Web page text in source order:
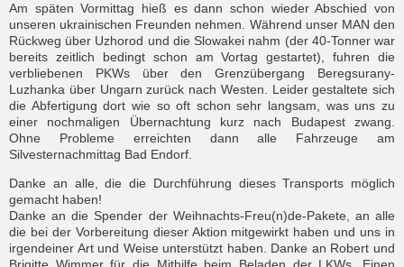
Am späten Vormittag hieß es dann schon wieder Abschied von
unseren ukrainischen Freunden nehmen. Während unser MAN den
Rückweg über Uzhorod und die Slowakei nahm (der 40-Tonner war
bereits zeitlich bedingt schon am Vortag gestartet), fuhren die
verbliebenen PKWs über den Grenzübergang Beregsurany-
Luzhanka über Ungarn zurück nach Westen. Leider gestaltete sich
die Abfertigung dort wie so oft schon sehr langsam, was uns zu
einer nochmaligen Übernachtung kurz nach Budapest zwang.
Ohne Probleme erreichten dann alle Fahrzeuge am
Silvesternachmittag Bad Endorf.
Danke an alle, die die Durchführung dieses Transports möglich
gemacht haben!
Danke an die Spender der Weihnachts-Freu(n)de-Pakete, an alle
die bei der Vorbereitung dieser Aktion mitgewirkt haben und uns in
irgendeiner Art und Weise unterstützt haben. Danke an Robert und